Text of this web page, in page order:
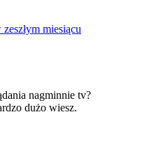
zeszłym miesiącu
nagminnie tv?
dużo wiesz.